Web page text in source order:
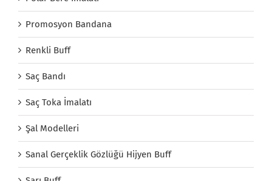
Promosyon Bandana
Renkli Buff
Saç Bandı
Saç Toka İmalatı
Şal Modelleri
Sanal Gerçeklik Gözlüğü Hijyen Buff